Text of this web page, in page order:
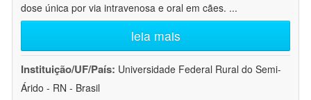
dose única por via intravenosa e oral em cães. ...
leia mais
Instituição/UF/País: Universidade Federal Rural do Semi-
Árido - RN - Brasil